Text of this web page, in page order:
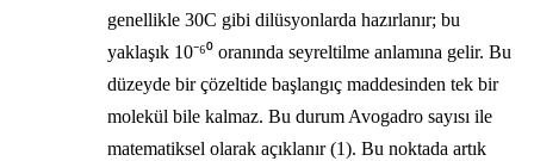
genellikle 30C gibi dilüsyonlarda hazırlanır; bu
yaklaşık 10⁻⁶⁰ oranında seyreltilme anlamına gelir. Bu
düzeyde bir çözeltide başlangıç maddesinden tek bir
molekül bile kalmaz. Bu durum Avogadro sayısı ile
matematiksel olarak açıklanır (1). Bu noktada artık